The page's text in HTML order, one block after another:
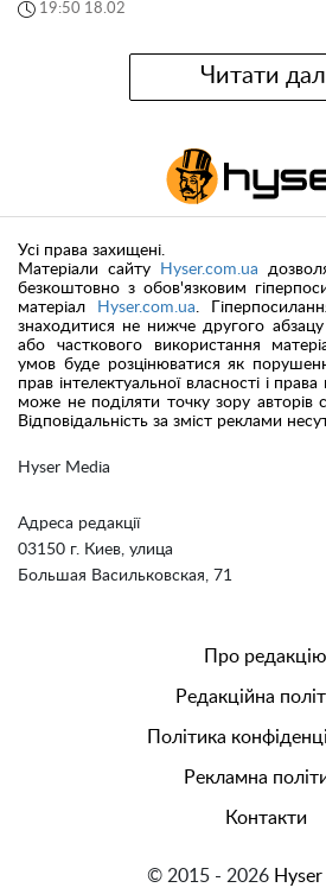
19:50 18.02
Читати
Hyser Media
Адреса редакції
03150 г. Киев, улица
Большая Васильковская, 71
Усі права захищені.
Матеріали сайту
Hyser.com.ua
безкоштовно з обов'язковим
матеріал
Hyser.com.ua .
знаходитися не нижче другого
або часткового використання
умов буде розцінюватися як
прав інтелектуальної власності і
може не поділяти точку зору авторів
Відповідальність за зміст реклами
Про редакцію
Редакційна
Політика
Рекламна
Контакти
© 2015 - 2026